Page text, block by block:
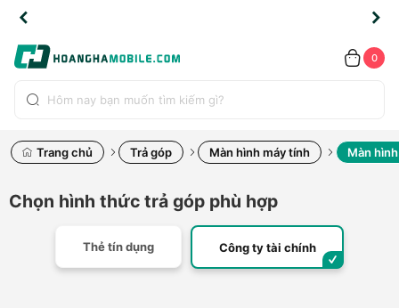
0
Trang chủ Trả góp Màn hình máy tính Màn
Chọn hình thức trả góp phù hợp
Thẻ tín dụng Công ty tài chính